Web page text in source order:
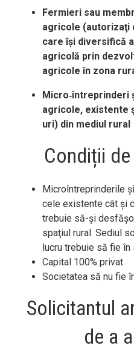
Fermieri sau
agricole (autorizaţi
care îşi diversifică
agricolă prin
agricole în zona
Micro‐întreprinderi
agricole, existente
uri) din mediul rural
Condiții
Microîntreprinderile
cele existente cât şi
trebuie să-şi
spaţiul rural. Sediul
lucru trebuie să fie în
Capital 100% privat
Societatea să nu fie
Solicitantul
de a